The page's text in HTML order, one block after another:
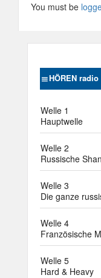
You must be
HÖREN radio
Welle 1
Hauptwelle
Welle 2
Russische
Welle 3
Die ganze
Welle 4
Französische
Welle 5
Hard & Heavy